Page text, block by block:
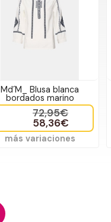
Md´M_ Blusa blanca
bordados marino
72,95€
58,36€
más variaciones